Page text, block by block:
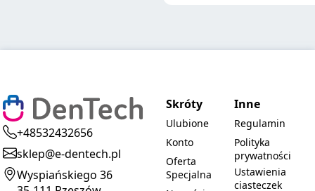
+48532432656
sklep@e-dentech.pl
Wyspiańskiego 36
Skróty
Ulubione
Konto
Oferta
Specjalna
Inne
Regulamin
Polityka
prywatności
Ustawienia
ciasteczek